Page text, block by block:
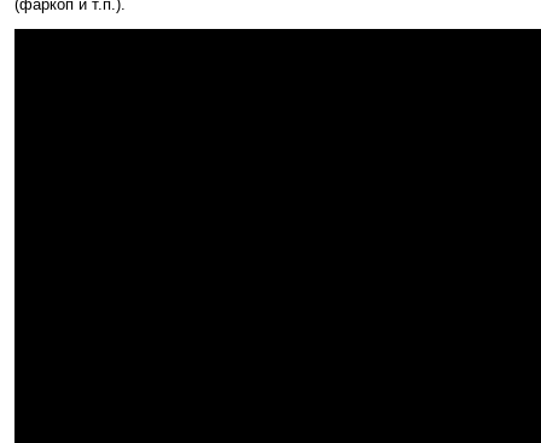
(фаркоп и т.п.).